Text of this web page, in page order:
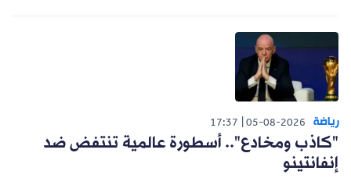
رياضة 05-08-2026
17:37
"كاذب ومخادع".. أسطورة عالمية تنتفض ضد
إنفانتينو